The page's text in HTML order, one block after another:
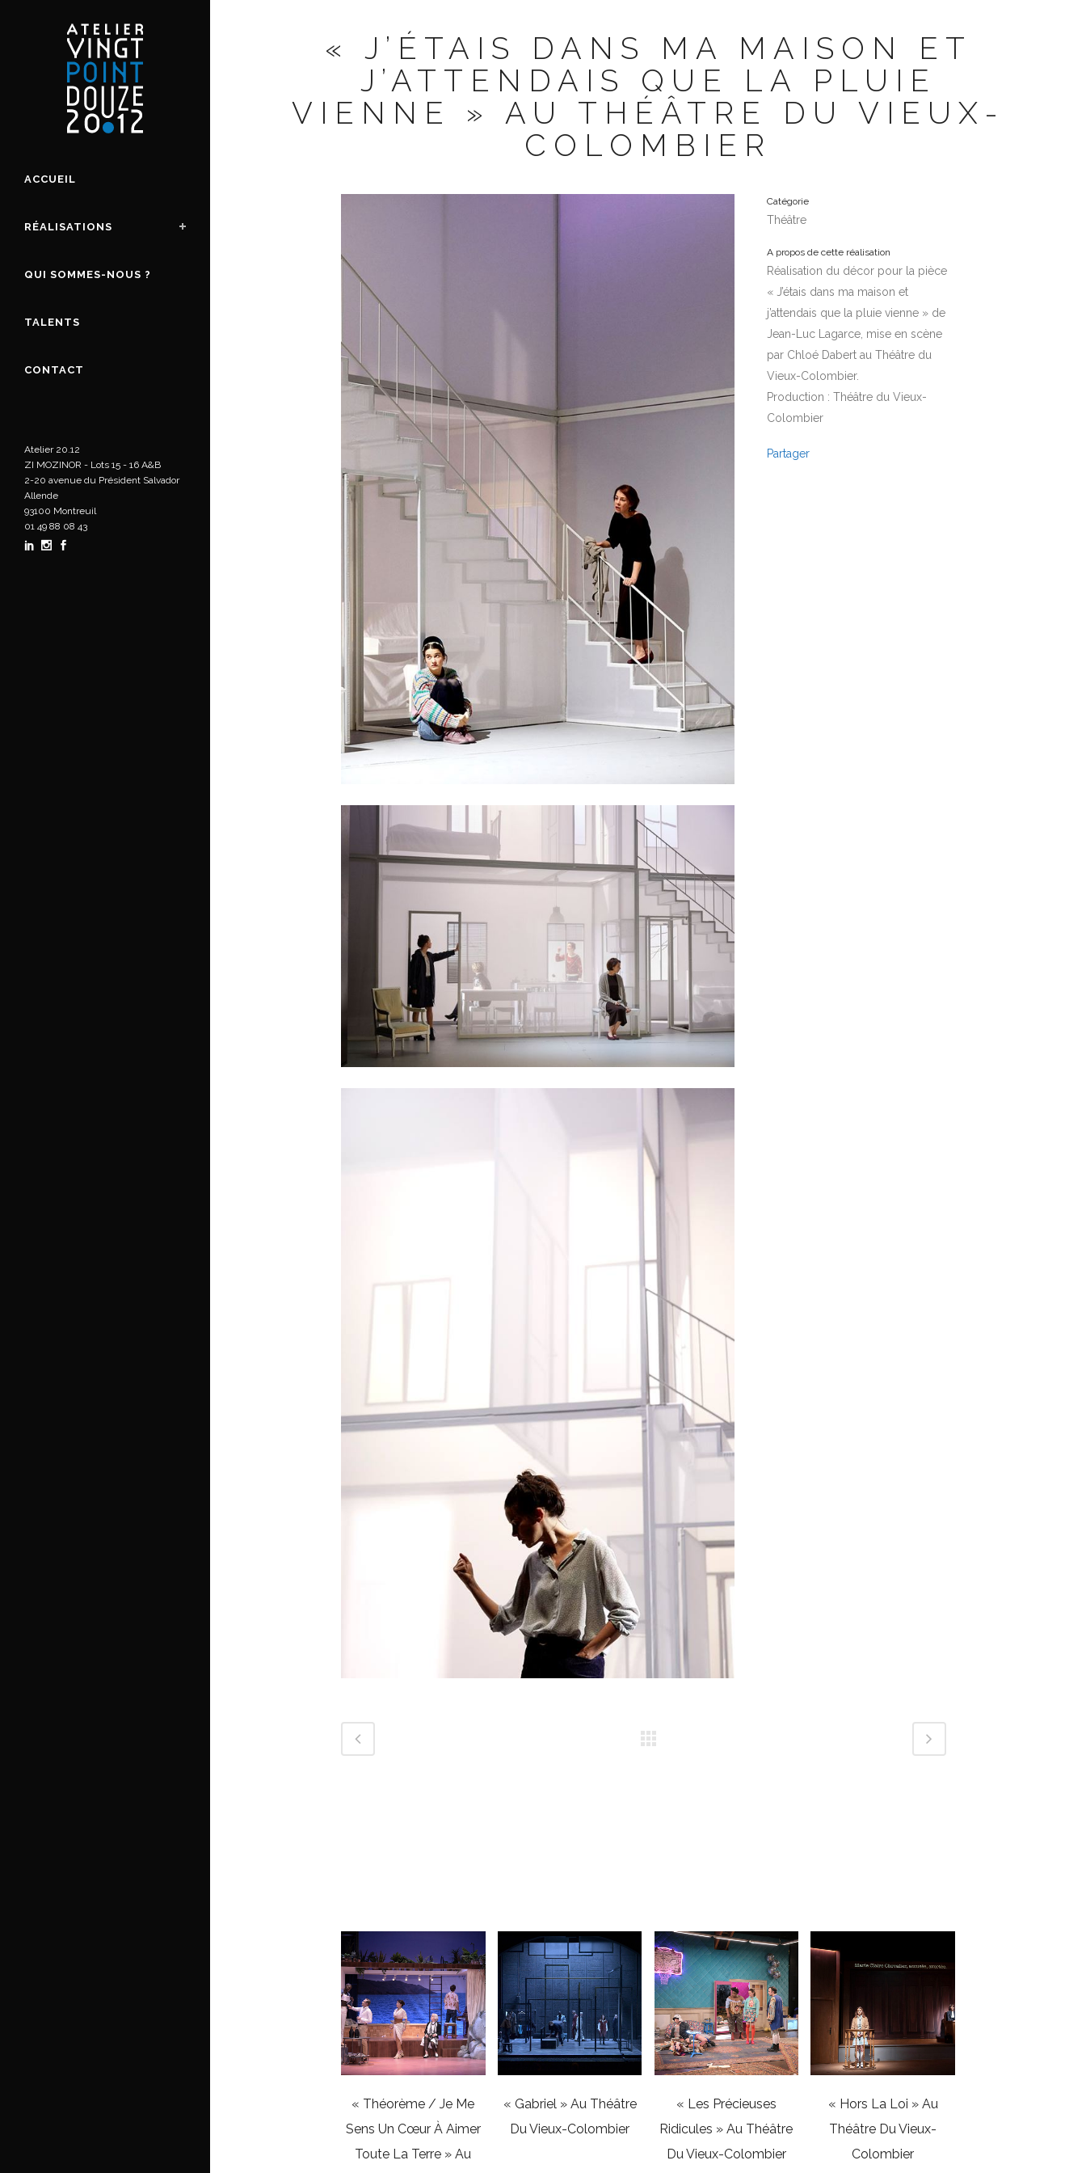
ACCUEIL
RÉALISATIONS
QUI SOMMES-NOUS ?
TALENTS
CONTACT
Atelier 20.12
ZI MOZINOR - Lots 15 - 16 A&B
2-20 avenue du Président Salvador
Allende
93100 Montreuil
01 49 88 08 43
« J’ÉTAIS DANS MA MAISON ET
J’ATTENDAIS QUE LA PLUIE
VIENNE » AU THÉÂTRE DU VIEUX-
COLOMBIER
Catégorie
Théâtre
A propos de cette réalisation
Réalisation du décor pour la pièce
« J’étais dans ma maison et
j’attendais que la pluie vienne » de
Jean-Luc Lagarce, mise en scène
par Chloé Dabert au Théâtre du
Vieux-Colombier.
Production : Théâtre du Vieux-
Colombier
Partager
« Théorème / Je Me
Sens Un Cœur À Aimer
Toute La Terre » Au
« Gabriel » Au Théâtre
Du Vieux-Colombier
« Les Précieuses
Ridicules » Au Théâtre
Du Vieux-Colombier
« Hors La Loi » Au
Théâtre Du Vieux-
Colombier